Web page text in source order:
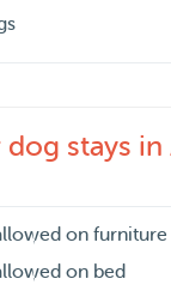
stays in
on furniture
on bed